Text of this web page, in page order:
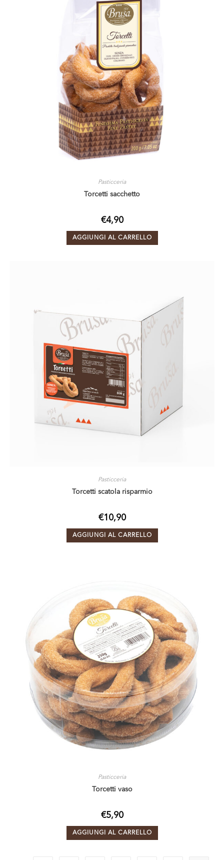
Pasticceria
Torcetti sacchetto
€4,90
AGGIUNGI AL CARRELLO
Pasticceria
Torcetti scatola risparmio
€10,90
AGGIUNGI AL CARRELLO
Pasticceria
Torcetti vaso
€5,90
AGGIUNGI AL CARRELLO